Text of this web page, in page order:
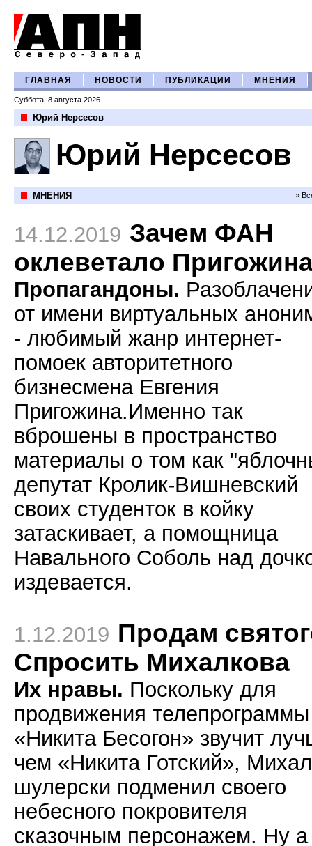
ГЛАВНАЯ НОВОСТИ ПУБЛИКАЦИИ МНЕНИЯ
Суббота, 8 августа 2026
Юрий Нерсесов
Юрий Нерсесов
МНЕНИЯ »
14.12.2019 Зачем ФАН
оклеветало
Пропагандоны.
от имени виртуальных
- любимый жанр интернет-
помоек авторитетного
бизнесмена Евгения
Пригожина.Именно так
вброшены в пространство
материалы о том как
депутат Кролик-Вишневский
своих студенток в койку
затаскивает, а помощница
Навального Соболь над
издевается.
1.12.2019 Продам
Спросить Михалкова
Их нравы. Поскольку для
продвижения телепрограммы
«Никита Бесогон» звучит
чем «Никита Готский»,
шулерски подменил своего
небесного покровителя
сказочным персонажем. Ну а